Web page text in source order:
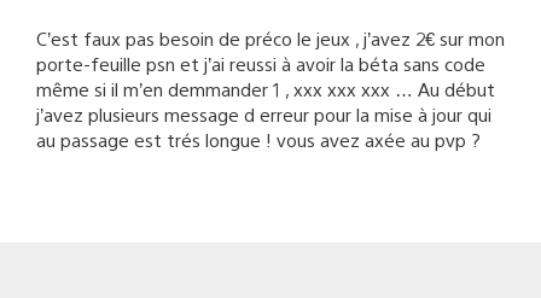
C’est faux pas besoin de préco le jeux , j’avez 2€ sur mon
porte-feuille psn et j’ai reussi à avoir la béta sans code
même si il m’en demmander 1 , xxx xxx xxx … Au début
j’avez plusieurs message d erreur pour la mise à jour qui
au passage est trés longue ! vous avez axée au pvp ?